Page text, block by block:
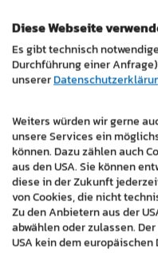
Werden Sie von
empfohlen? So
Unternehmen
KI-Suche
11.12.2025
Die Art, wie Menschen
suchen, hat sich in
Klassisches SEO allein
Weiterlesen
Diese Webseite
Es gibt technisch
Durchführung einer
unserer
Weiters würden wir gerne
unsere Services ein
können. Dazu zählen auch
aus den USA. Sie können
diese in der Zukunft
von Cookies, die nicht
Zu den Anbietern aus der
abwählen oder zulassen.
USA kein dem